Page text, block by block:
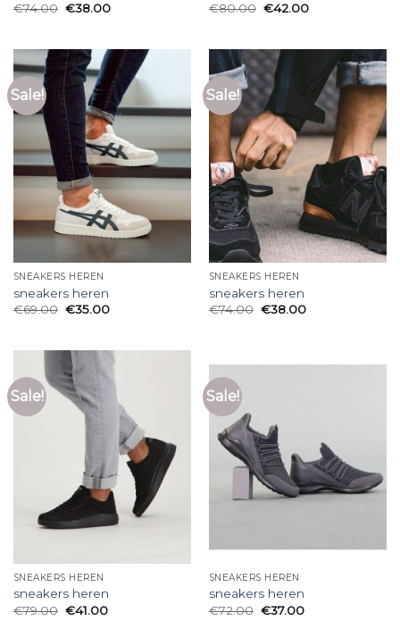
€74.00 €38.00
€80.00 €42.00
Sale!
SNEAKERS HEREN
sneakers heren
€69.00 €35.00
Sale!
SNEAKERS HEREN
sneakers heren
€74.00 €38.00
Sale!
SNEAKERS HEREN
sneakers heren
€79.00 €41.00
Sale!
SNEAKERS HEREN
sneakers heren
€72.00 €37.00